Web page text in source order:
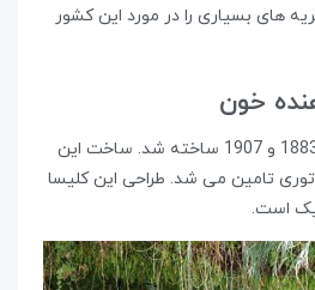
های بسیاری را در مورد این کشور
خون
این کلیسا بین سال های 1883 و 1907 ساخته شد. ساخت این
تامین می شد. طراحی این کلیسا
است.